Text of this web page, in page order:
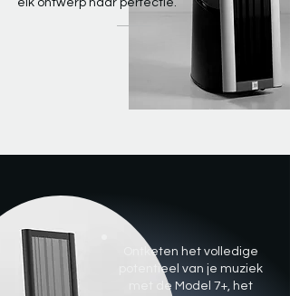
elk ontwerp naar perfectie.
Ontketen het volledige
potentieel van je muziek
met de Model 7+, het